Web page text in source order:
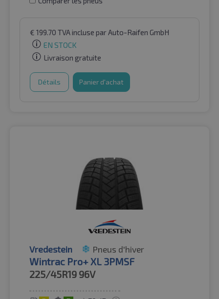
€ 199.70 TVA incluse par Auto-Raifen GmbH
EN STOCK
Livraison gratuite
Détails Panier d'achat
Vredestein Pneus d'hiver
Wintrac Pro+ XL 3PMSF
225/45R19 96V